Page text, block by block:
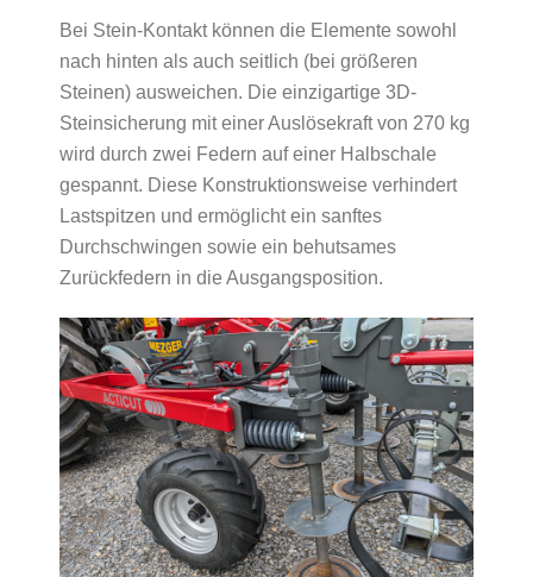
Bei Stein-Kontakt können die Elemente sowohl
nach hinten als auch seitlich (bei größeren
Steinen) ausweichen. Die einzigartige 3D-
Steinsicherung mit einer Auslösekraft von 270 kg
wird durch zwei Federn auf einer Halbschale
gespannt. Diese Konstruktionsweise verhindert
Lastspitzen und ermöglicht ein sanftes
Durchschwingen sowie ein behutsames
Zurückfedern in die Ausgangsposition.